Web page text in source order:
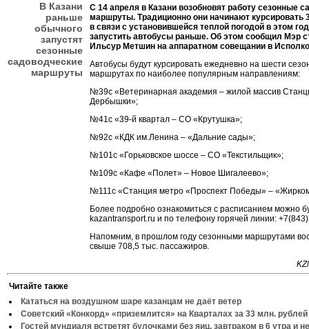
В Казани
раньше
обычного
запустят
сезонные
садоводческие
маршруты
С 14 апреля в Казани возобновят работу сезонные
маршруты. Традиционно они начинают курсировать
в связи с установившейся теплой погодой в этом
запустить автобусы раньше. Об этом сообщил Мэр
Ильсур Метшин на аппаратном совещании в
Автобусы будут курсировать ежедневно на шести
маршрутах по наиболее популярным направлениям:
№39с «Ветеринарная академия – жилой массив
Дербышки»;
№41с «39-й квартал – СО «Крутушка»;
№92с «КДК им.Ленина – «Дальние сады»;
№101с «Горьковское шоссе – СО «Текстильщик»;
№109с «Кафе «Полет» – Новое Шигалеево»;
№111с «Станция метро «Проспект Победы» –
Более подробно ознакомиться с расписанием можно
kazantransport.ru и по телефону горячей линии:
Напомним, в прошлом году сезонными маршрутами
свыше 708,5 тыс. пассажиров.
Читайте также
Кататься на воздушном шаре казанцам не даёт ветер
Советский «Конкорд» «приземлится» на Кварталах за 33 млн. рублей
Гостей мундиаля встретят булочками без яиц, завтраком в 6 утра и